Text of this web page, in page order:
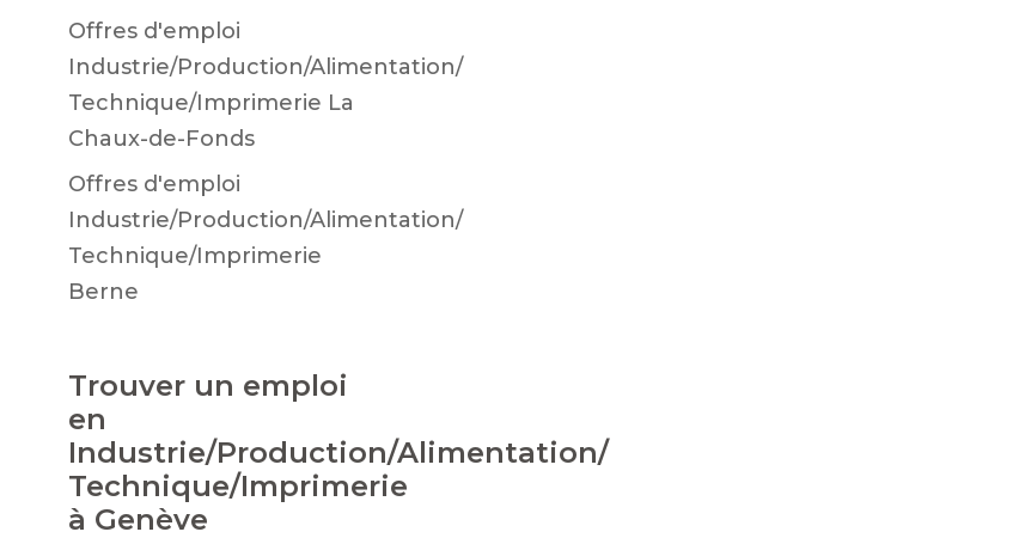
Offres d'emploi
Industrie/Production/Alimentation/
Technique/Imprimerie La
Chaux-de-Fonds
Offres d'emploi
Industrie/Production/Alimentation/
Technique/Imprimerie
Berne
Trouver un emploi
en
Industrie/Production/Alimentation/
Technique/Imprimerie
à Genève